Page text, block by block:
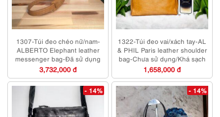
1307-Túi đeo chéo nữ/nam-
ALBERTO Elephant leather
messenger bag-Đã sử dụng
3,732,000 đ
1322-Túi đeo vai/xách tay-AL
& PHIL Paris leather shoulder
bag-Chưa sử dụng/Khá sạch
1,658,000 đ
- 14% - 14%